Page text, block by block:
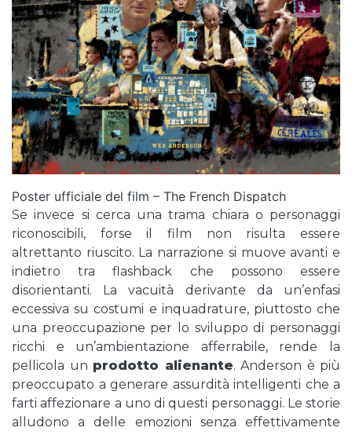
Poster ufficiale del film – The French Dispatch
Se invece si cerca una trama chiara o personaggi
riconoscibili, forse il film non risulta essere
altrettanto riuscito. La narrazione si muove avanti e
indietro tra flashback che possono essere
disorientanti. La vacuità derivante da un’enfasi
eccessiva su costumi e inquadrature, piuttosto che
una preoccupazione per lo sviluppo di personaggi
ricchi e un’ambientazione afferrabile, rende la
pellicola un prodotto alienante. Anderson è più
preoccupato a generare assurdità intelligenti che a
farti affezionare a uno di questi personaggi. Le storie
alludono a delle emozioni senza effettivamente